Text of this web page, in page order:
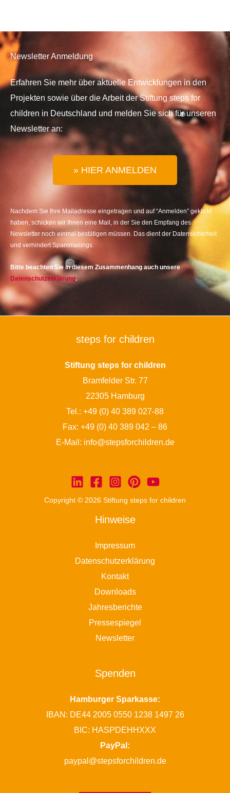
Newsletter Anmeldung
Erfahren Sie mehr über aktuelle Entwicklungen in den
Projekten sowie über die Arbeit der Stiftung steps for
children in Deutschland und melden Sie sich für unseren
Newsletter an:
» HIER ANMELDEN
Nachdem Sie Ihre Mailadresse eingetragen und auf “Anmelden” geklickt
haben, schicken wir Ihnen eine Mail, in der Sie den Empfang des
Newsletter noch einmal bestätigen müssen. Das dient der Datensicherheit
und verhindert Spammailings.
Bitte beachten Sie in diesem Zusammenhang auch unsere
Datenschutzerklärung.
steps for children
Stiftung steps for children
Bramfelder Str. 77
22305 Hamburg
Tel.: +49 (0) 40 389 027-88
Fax: +49 (0) 40 389 042 – 86
E-Mail: info@stepsforchildren.de
Copyright © 2026 Stiftung steps for children
Hinweise
Impressum
Datenschutzerklärung
Kontakt
Downloads
Jahresberichte
Pressespiegel
Newsletter
Spenden
Hamburger Sparkasse:
IBAN: DE44 2005 0550 1238 1497 26
BIC: HASPDEHHXXX
PayPal:
paypal@stepsforchildren.de